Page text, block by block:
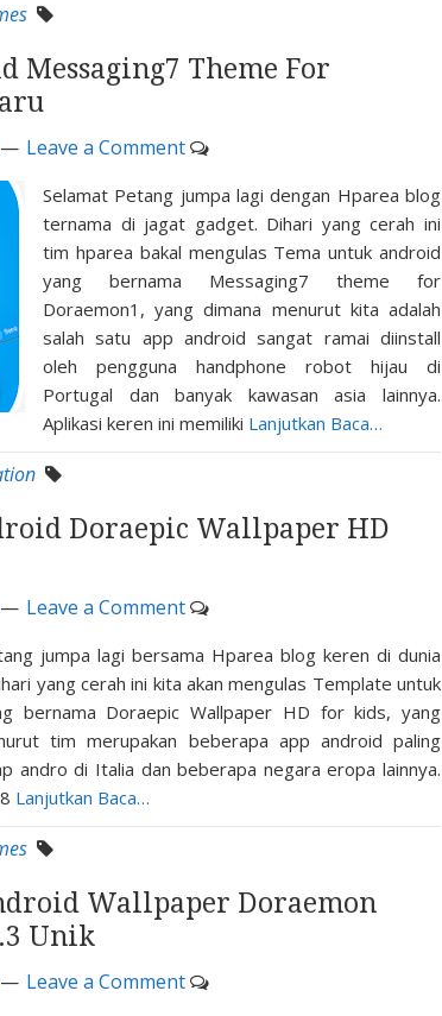
Messaging7 Theme For
Leave a Comment
Selamat Petang jumpa lagi dengan Hparea blog
ternama di jagat gadget. Dihari yang cerah ini
tim hparea bakal mengulas Tema untuk android
yang bernama Messaging7 theme for
Doraemon1, yang dimana menurut kita adalah
salah satu app android sangat ramai diinstall
oleh pengguna handphone robot hijau di
Portugal dan banyak kawasan asia lainnya.
Aplikasi keren ini memiliki Lanjutkan Baca…
Doraepic Wallpaper HD
Leave a Comment
jumpa lagi bersama Hparea blog keren di dunia
yang cerah ini kita akan mengulas Template untuk
bernama Doraepic Wallpaper HD for kids, yang
tim merupakan beberapa app android paling
andro di Italia dan beberapa negara eropa lainnya.
Lanjutkan Baca…
Wallpaper Doraemon
Unik
Leave a Comment